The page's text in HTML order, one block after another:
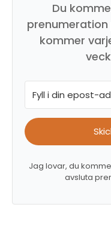
Du
kommer
Jag lovar, du
avsluta